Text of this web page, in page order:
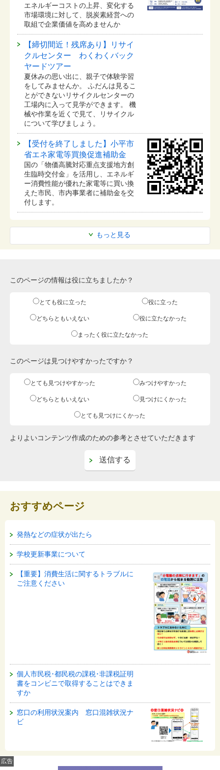
もっと見る
エネルギーコストの上昇、変化する
市場環境に対して、脱炭素経営への
取組で企業価値を高めませんか
【締切間近！残席あり】リサイ
クルセンター わくわくバック
ヤードツアー
夏休みの思い出に、親子で体験学習
をしてみませんか。 ふだんは見るこ
とができないリサイクルセンターの
工場内に入って見学ができます。 機
械や作業を近くで見て、リサイクル
について学びましょう。
【受付を終了しました】小平市
省エネ家電等買換促進補助金
国の「物価高騰対応重点支援地方創
生臨時交付金」を活用し、エネルギ
ー消費性能が優れた家電等に買い換
えた市民、市内事業者に補助金を交
付します。
このページの情報は役に立ちましたか？
とても役に立った 役に立った
どちらともいえない 役に立たなかった
まったく役に立たなかった
このページは見つけやすかったですか？
とても見つけやすかった みつけやすかった
どちらともいえない 見つけにくかった
とても見つけにくかった
よりよいコンテンツ作成のための参考とさせていただきます
おすすめページ
発熱などの症状が出たら
学校更新事業について
【重要】消費生活に関するトラブルに
ご注意ください
個人市民税･都民税の課税･非課税証明
書をコンビニで取得することはできま
すか
窓口の利用状況案内 窓口混雑状況ナ
ビ
広告